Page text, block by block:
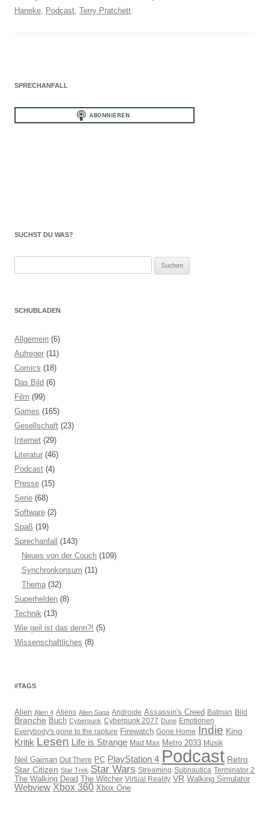
Haneke, Podcast, Terry Pratchett.
SPRECHANFALL
SUCHST DU WAS?
SCHUBLADEN
Allgemein (6)
Aufreger (11)
Comics (18)
Das Bild (6)
Film (99)
Games (165)
Gesellschaft (23)
Internet (29)
Literatur (46)
Podcast (4)
Presse (15)
Serie (68)
Software (2)
Spaß (19)
Sprechanfall
(143)
Neues von der Couch (109)
Synchronkonsum (11)
Thema (32)
Superhelden (8)
Technik (13)
Wie geil ist das denn?! (5)
Wissenschaftliches (8)
#TAGS
Alien Alien 4 Aliens Alien Saga Androide Assassin's Creed Batman Bild
Branche Buch Cyberpunk Cyberpunk 2077 Dune Emotionen
Everybody's gone to the rapture Firewatch Gone Home Indie Kino
Kritik Lesen Life is Strange Mad Max Metro 2033 Musik
Neil Gaiman Out There PC PlayStation 4 Podcast Retro
Star Citizen Star Trek Star Wars Streaming Subnautica Terminator 2
The Walking Dead The Witcher Virtual Reality VR Walking Simulator
Webview Xbox 360 Xbox One